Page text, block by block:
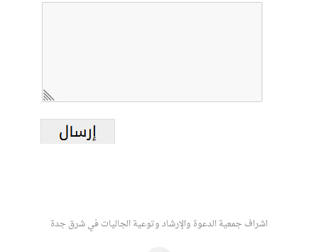
اشراف جمعية الدعوة والإرشاد وتوعية الجاليات في شرق جدة